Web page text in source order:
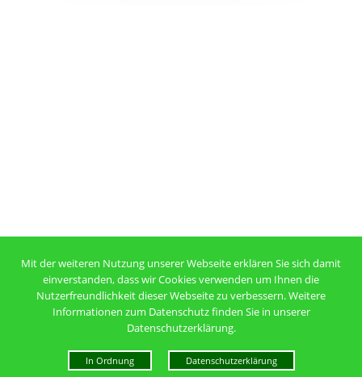
Mit der weiteren Nutzung unserer Webseite erklären Sie sich damit
einverstanden, dass wir Cookies verwenden um Ihnen die
Nutzerfreundlichkeit dieser Webseite zu verbessern. Weitere
Informationen zum Datenschutz finden Sie in unserer
Datenschutzerklärung.
In Ordnung Datenschutzerklärung
Mehr über Cookies erfahren